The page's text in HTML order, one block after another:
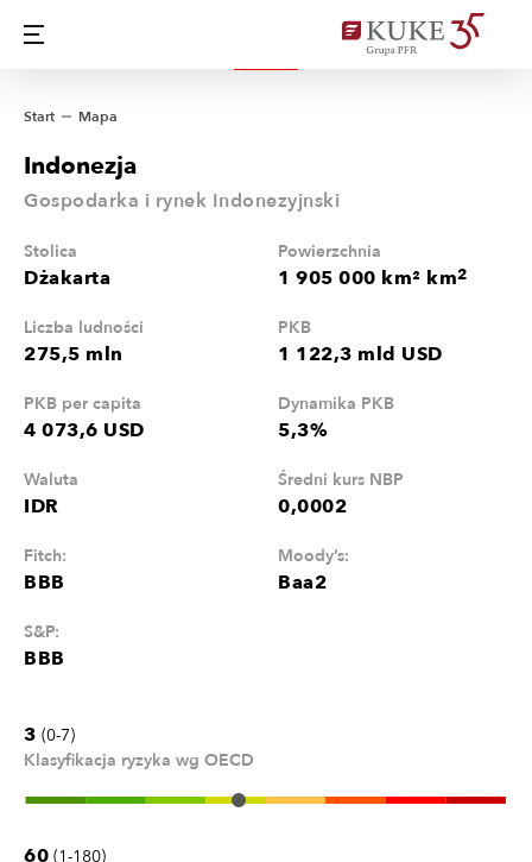
Start Mapa
Indonezja
Gospodarka i rynek Indonezyjnski
Dżakarta
Stolica
1 905 000 km² km2
Powierzchnia
275,5 mln
Liczba ludności
1 122,3 mld USD
PKB
4 073,6 USD
PKB per capita
5,3%
Dynamika PKB
IDR
Waluta
0,0002
Średni kurs NBP
BBB
Fitch:
Baa2
Moody’s:
BBB
S&P:
3 (0-7)
Klasyfikacja ryzyka wg OECD
60 (1-180)